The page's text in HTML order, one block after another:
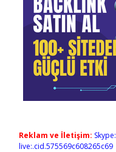
Reklam ve İletişim: Skype:
live:.cid.575569c608265c69